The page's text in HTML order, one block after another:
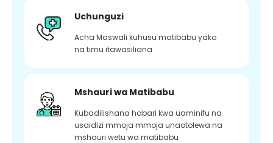
Uchunguzi
Acha Maswali kuhusu matibabu yako
na timu itawasiliana
Mshauri wa Matibabu
Kubadilishana habari kwa uaminifu na
usaidizi mmoja mmoja unaotolewa na
mshauri wetu wa matibabu